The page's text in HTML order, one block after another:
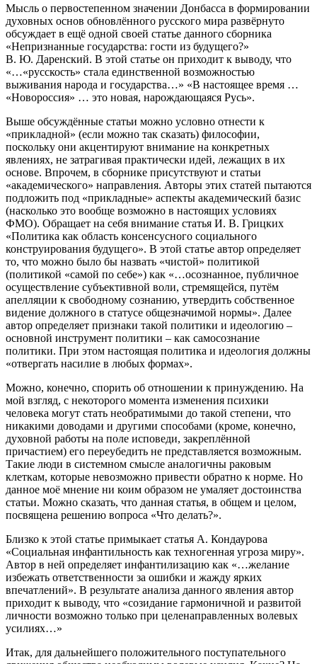
Мысль о первостепенном значении Донбасса в формировании
духовных основ обновлённого русского мира развёрнуто
обсуждает в ещё одной своей статье данного сборника
«Непризнанные государства: гости из будущего?»
В. Ю. Даренский. В этой статье он приходит к выводу, что
«…«русскость» стала единственной возможностью
выживания народа и государства…» «В настоящее время …
«Новороссия» … это новая, нарождающаяся Русь».
Выше обсуждённые статьи можно условно отнести к
«прикладной» (если можно так сказать) философии,
поскольку они акцентируют внимание на конкретных
явлениях, не затрагивая практически идей, лежащих в их
основе. Впрочем, в сборнике присутствуют и статьи
«академического» направления. Авторы этих статей пытаются
подложить под «прикладные» аспекты академический базис
(насколько это вообще возможно в настоящих условиях
ФМО). Обращает на себя внимание статья И. В. Грицких
«Политика как область консенсусного социального
конструирования будущего». В этой статье автор определяет
то, что можно было бы назвать «чистой» политикой
(политикой «самой по себе») как «…осознанное, публичное
осуществление субъективной воли, стремящейся, путём
апелляции к свободному сознанию, утвердить собственное
видение должного в статусе общезначимой нормы». Далее
автор определяет признаки такой политики и идеологию –
основной инструмент политики – как самосознание
политики. При этом настоящая политика и идеология должны
«отвергать насилие в любых формах».
Можно, конечно, спорить об отношении к принуждению. На
мой взгляд, с некоторого момента изменения психики
человека могут стать необратимыми до такой степени, что
никакими доводами и другими способами (кроме, конечно,
духовной работы на поле исповеди, закреплённой
причастием) его переубедить не представляется возможным.
Такие люди в системном смысле аналогичны раковым
клеткам, которые невозможно привести обратно к норме. Но
данное моё мнение ни коим образом не умаляет достоинства
статьи. Можно сказать, что данная статья, в общем и целом,
посвящена решению вопроса «Что делать?».
Близко к этой статье примыкает статья А. Кондаурова
«Социальная инфантильность как техногенная угроза миру».
Автор в ней определяет инфантилизацию как «…желание
избежать ответственности за ошибки и жажду ярких
впечатлений». В результате анализа данного явления автор
приходит к выводу, что «созидание гармоничной и развитой
личности возможно только при целенаправленных волевых
усилиях…»
Итак, для дальнейшего положительного поступательного